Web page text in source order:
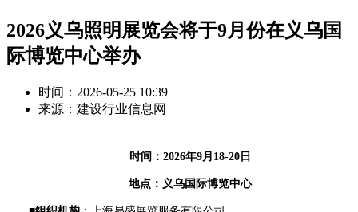
2026义乌照明展览会将于9月份在义乌国
际博览中心举办
时间：2026-05-25 10:39
来源：建设行业信息网
时间：2026年9 月 18-20 日
地点： 义乌国际博览中心